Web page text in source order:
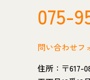
075-
問い合わせフ
住所：〒617-